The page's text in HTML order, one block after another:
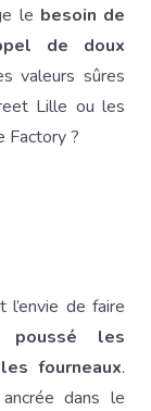
le besoin de
de doux
valeurs sûres
Lille ou les
Factory ?
de faire
poussé les
fourneaux.
dans le